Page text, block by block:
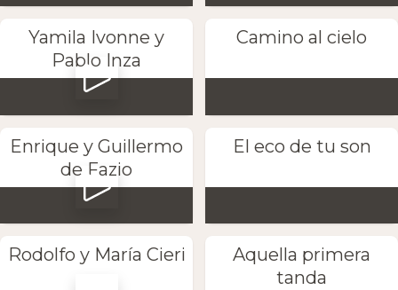
Yamila Ivonne y
Pablo Inza
Camino al cielo
Enrique y Guillermo
de Fazio
El eco de tu son
Rodolfo y María Cieri
Aquella primera
tanda